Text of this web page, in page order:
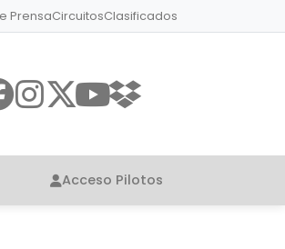
PrensaCircuitosClasificados
Acceso Pilotos